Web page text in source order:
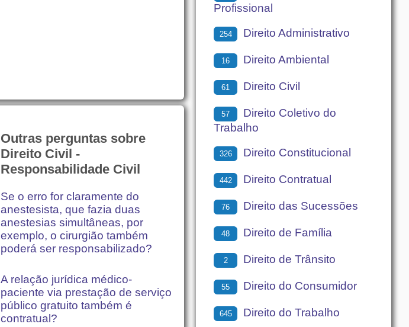
Outras perguntas sobre
Direito Civil -
Responsabilidade Civil
Se o erro for claramente do
anestesista, que fazia duas
anestesias simultâneas, por
exemplo, o cirurgião também
poderá ser responsabilizado?
A relação jurídica médico-
paciente via prestação de serviço
público gratuito também é
contratual?
Profissional
254 Direito Administrativo
16 Direito Ambiental
61 Direito Civil
57
Direito Coletivo do
Trabalho
326 Direito Constitucional
442 Direito Contratual
76 Direito das Sucessões
48 Direito de Família
2 Direito de Trânsito
55 Direito do Consumidor
645 Direito do Trabalho